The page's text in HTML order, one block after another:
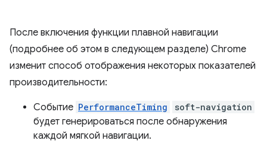
После включения функции плавной навигации
(подробнее об этом в следующем разделе) Chrome
изменит способ отображения некоторых показателей
производительности:
Событие PerformanceTiming soft-navigation
будет генерироваться после обнаружения
каждой мягкой навигации.